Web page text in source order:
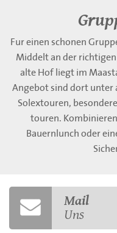
Fur einen schonen
Middelt an der
alte Hof liegt im
Angebot sind dort unter
Solextouren,
touren.
Bauernlunch oder
Mail
Uns